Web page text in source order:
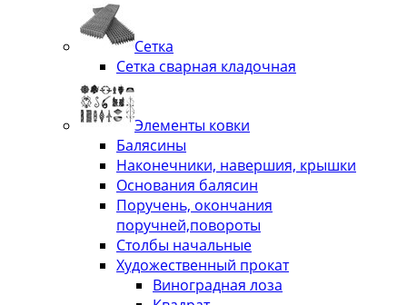
Сетка
Сетка сварная кладочная
Элементы ковки
Балясины
Наконечники, навершия, крышки
Основания балясин
Поручень, окончания
поручней,повороты
Столбы начальные
Художественный прокат
Виноградная лоза